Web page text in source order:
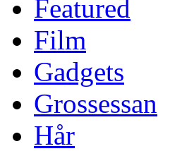
Featured
Film
Gadgets
Grossessan
Hår